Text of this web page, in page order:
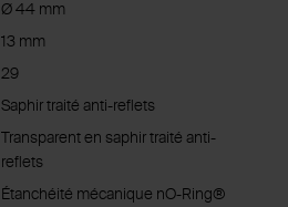
Ø 44 mm
13 mm
29
Saphir traité anti-reflets
Transparent en saphir traité anti-
reflets
Étanchéité mécanique nO-Ring®